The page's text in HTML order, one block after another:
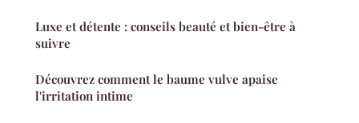
Luxe et détente : conseils beauté et bien-être à
suivre
Découvrez comment le baume vulve apaise
l'irritation intime